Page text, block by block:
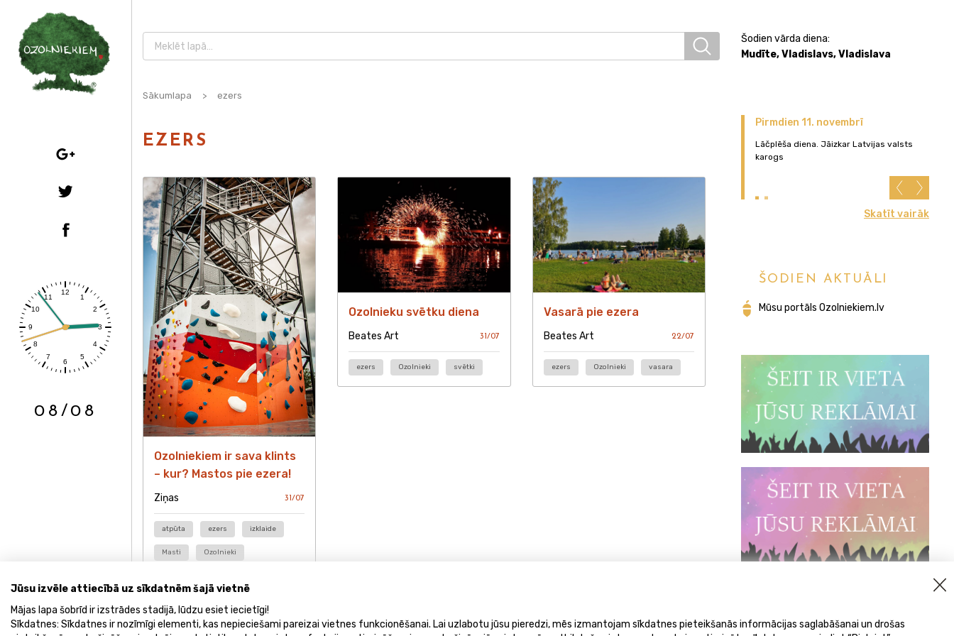
08/08
Sākumlapa > ezers
EZERS
Ozolniekiem ir sava klints
– kur? Mastos pie ezera!
Ziņas 31/07
atpūta ezers izklaide
Masti Ozolnieki
Ozolnieku svētku diena
Beates Art 31/07
ezers Ozolnieki svētki
Vasarā pie ezera
Beates Art 22/07
ezers Ozolnieki vasara
Šodien vārda diena:
Mudīte, Vladislavs, Vladislava
Pirmdien 11. novembrī
Lāčplēša diena. Jāizkar Latvijas valsts
karogs
Skatīt vairāk
ŠODIEN AKTUĀLI
Mūsu portāls Ozolniekiem.lv
Jūsu izvēle attiecībā uz sīkdatnēm šajā vietnē
Mājas lapa šobrīd ir izstrādes stadijā, lūdzu esiet iecietīgi!
Sīkdatnes: Sīkdatnes ir nozīmīgi elementi, kas nepieciešami pareizai vietnes funkcionēšanai. Lai uzlabotu jūsu pieredzi, mēs izmantojam sīkdatnes pieteikšanās informācijas saglabāšanai un drošas